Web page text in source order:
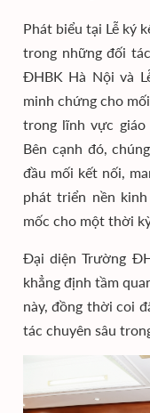
Phát biểu tại Lễ ký
trong những đối
ĐHBK Hà Nội và
minh chứng cho
trong lĩnh vực giáo
Bên cạnh đó,
đầu mối kết nối,
phát triển nền
mốc cho một thời
Đại diện Trường
khẳng định tầm
này, đồng thời coi
tác chuyên sâu